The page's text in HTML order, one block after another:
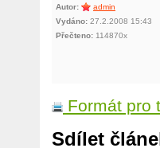
Autor:
admin
Vydáno: 27.2.2008 15:43
Přečteno: 114870x
Formát pro
Sdílet